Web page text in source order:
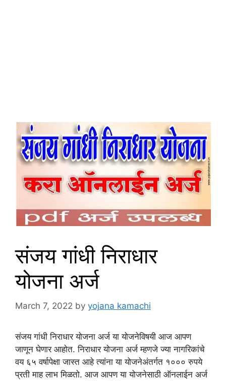
संजय गांधी निराधार
योजना अर्ज
March 7, 2022 by yojana kamachi
संजय गांधी निराधार योजना अर्ज या योजनेविषयी आज आपण
जाणून घेणार आहोत. निराधार योजना अर्ज म्हणजे ज्या नागरिकांचे
वय ६५ वर्षापेक्षा जास्त आहे त्यांना या योजनेअंतर्गत १००० रुपये
प्रती माह लाभ मिळतो. आज आपण या योजनेसाठी ऑनलाईन अर्ज